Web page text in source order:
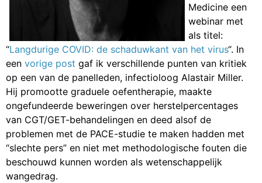
Medicine een
webinar met
als titel:
“Langdurige COVID: de schaduwkant van het virus“. In
een vorige post gaf ik verschillende punten van kritiek
op een van de panelleden, infectioloog Alastair Miller.
Hij promootte graduele oefentherapie, maakte
ongefundeerde beweringen over herstelpercentages
van CGT/GET-behandelingen en deed alsof de
problemen met de PACE-studie te maken hadden met
“slechte pers” en niet met methodologische fouten die
beschouwd kunnen worden als wetenschappelijk
wangedrag.